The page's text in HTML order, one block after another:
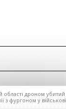
області дроном
з фургоном у